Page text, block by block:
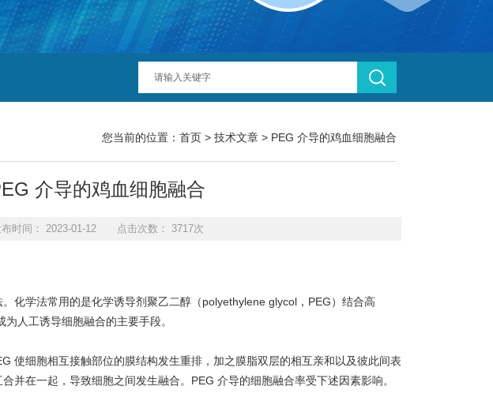
您当前的位置： 首页 > 技术文章 > PEG 介导的鸡血细胞融合
介导的鸡血细胞融合
布时间： 2023-01-12 点击次数： 3717次
化学法常用的是化学诱导剂聚乙二醇（polyethylene glycol，PEG）结合高
人工诱导细胞融合的主要手段。
使细胞相互接触部位的膜结构发生重排，加之膜脂双层的相互亲和以及彼此间表
并在一起，导致细胞之间发生融合。PEG 介导的细胞融合率受下述因素影响。